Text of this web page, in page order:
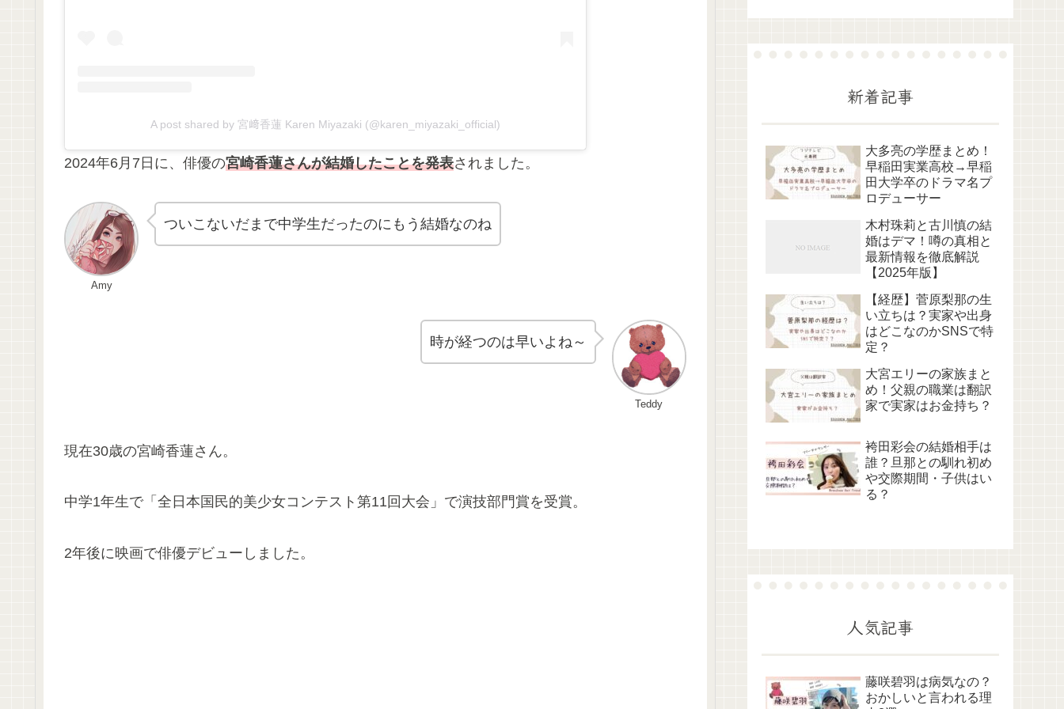
A post shared by 宮﨑香蓮 Karen Miyazaki (@karen_miyazaki_official)
2024年6月7日に、俳優の宮崎香蓮さんが結婚したことを発表されました。
Amy
ついこないだまで中学生だったのにもう結婚なのね
Teddy
時が経つのは早いよね～
現在30歳の宮崎香蓮さん。
中学1年生で「全日本国民的美少女コンテスト第11回大会」で演技部門賞を受賞。
2年後に映画で俳優デビューしました。
新着記事
大多亮の学歴まとめ！
早稲田実業高校→早稲
田大学卒のドラマ名プ
ロデューサー
木村珠莉と古川慎の結
婚はデマ！噂の真相と
最新情報を徹底解説
【2025年版】
【経歴】菅原梨那の生
い立ちは？実家や出身
はどこなのかSNSで特
定？
大宮エリーの家族まと
め！父親の職業は翻訳
家で実家はお金持ち？
袴田彩会の結婚相手は
誰？旦那との馴れ初め
や交際期間・子供はい
る？
人気記事
藤咲碧羽は病気なの？
おかしいと言われる理